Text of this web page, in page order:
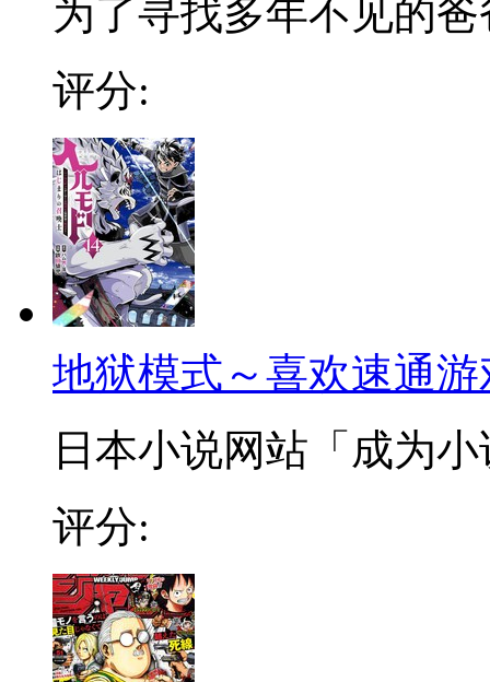
为了寻找多年不见的爸
评分:
地狱模式～喜欢速通
日本小说网站「成为
评分: